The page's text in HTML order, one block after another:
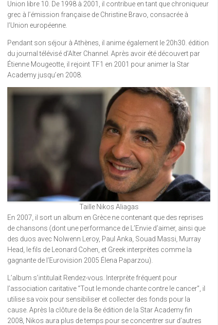
Union libre 10. De 1998 à 2001, il contribue en tant que chroniqueur
grec à l’émission française de Christine Bravo, consacrée à
l’Union européenne.
Pendant son séjour à Athènes, il anime également le 20h30. édition
du journal télévisé d’Alter Channel. Après avoir été découvert par
Étienne Mougeotte, il rejoint TF1 en 2001 pour animer la Star
Academy jusqu’en 2008.
Taille Nikos Aliagas
En 2007, il sort un album en Grèce ne contenant que des reprises
de chansons (dont une performance de L’Envie d’aimer, ainsi que
des duos avec Nolwenn Leroy, Paul Anka, Souad Massi, Murray
Head, le fils de Leonard Cohen, et Greek interprètes comme la
gagnante de l’Eurovision 2005 Élena Paparzou).
L’album s’intitulait Rendez-vous. Interprète fréquent pour
l’association caritative “Tout le monde chante contre le cancer”, il
utilise sa voix pour sensibiliser et collecter des fonds pour la
cause. Après la clôture de la 8e édition de la Star Academy fin
2008, Nikos aura plus de temps pour se concentrer sur d’autres